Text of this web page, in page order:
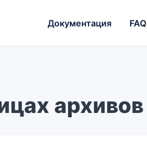
Документация FAQ
архивов